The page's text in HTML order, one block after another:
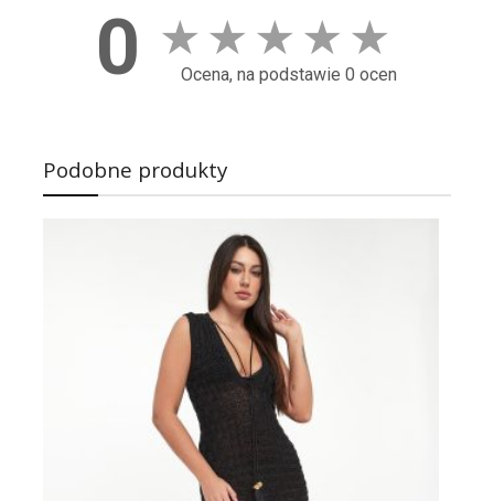
0 ★ ★ ★ ★ ★
Ocena, na podstawie 0 ocen
Podobne produkty